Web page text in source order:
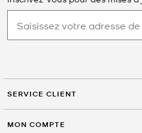
SERVICE CLIENT
MON COMPTE